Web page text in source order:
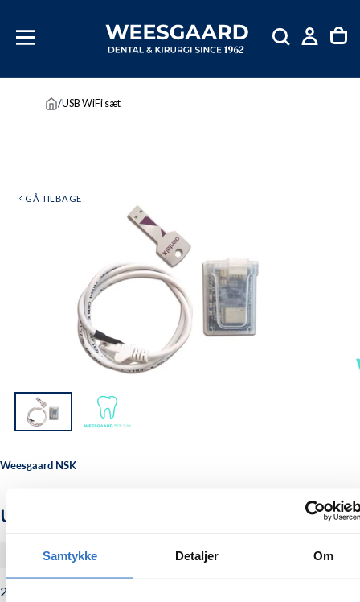
Samtykke Detaljer Om
INDHOLD
/USB WiFi sæt
GÅ TILBAGE
Weesgaard NSK
USB WiFi sæt
#599011
2.860,00
Normalpris
2.860,00 kr.